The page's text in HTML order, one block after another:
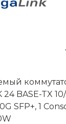
24 BASE-TX
SFP+, 1